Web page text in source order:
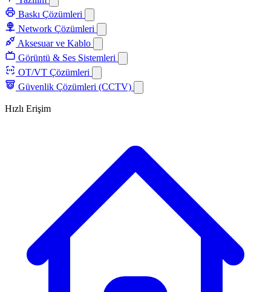
Baskı Çözümleri
Network Çözümleri
Aksesuar ve Kablo
Görüntü & Ses Sistemleri
OT/VT Çözümleri
Güvenlik Çözümleri (CCTV)
Hızlı Erişim